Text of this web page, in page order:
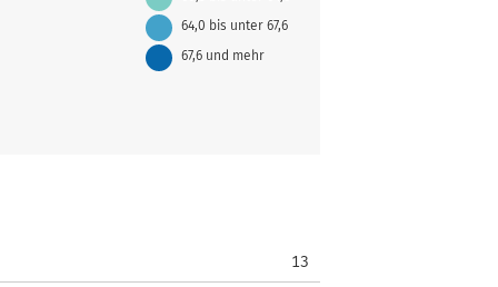
64,0 bis unter 67,6
67,6 und mehr
13